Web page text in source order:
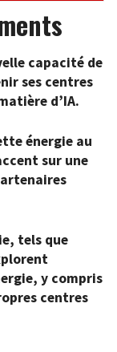
capacité de
ses centres
d’IA.
énergie au
sur une
tels que
y compris
centres